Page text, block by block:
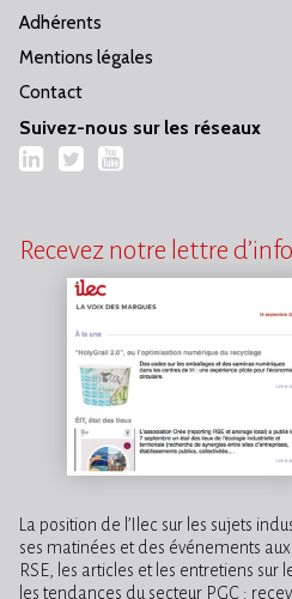
Adhérents
Mentions légales
Contact
Suivez-nous sur les réseaux
LinkedIn
TwitterYouTube
Recevez notre lettre
La position de l’Ilec sur les sujets
ses matinées et des événements
RSE, les articles et les entretiens
les tendances du secteur PGC :